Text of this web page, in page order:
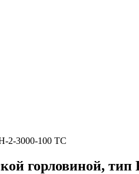
2-3000-100 ТС
горловиной,